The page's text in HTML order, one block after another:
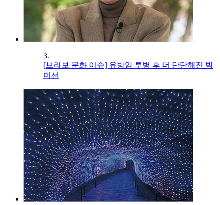
3.
[브라보 문화 이슈] 유방암 투병 후 더 단단해진 박
미선